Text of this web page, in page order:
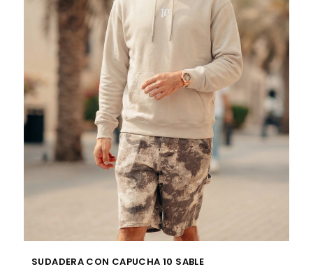
SUDADERA CON CAPUCHA 10 SABLE